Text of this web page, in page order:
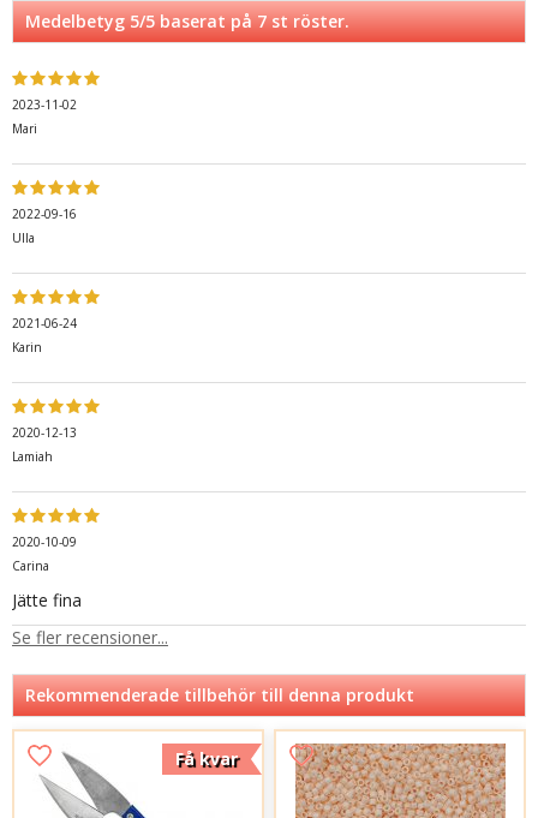
Medelbetyg5/5 baserat på7st röster.
2023-11-02
Mari
2022-09-16
Ulla
2021-06-24
Karin
2020-12-13
Lamiah
2020-10-09
Carina
Jätte fina
Se fler recensioner...
Rekommenderade tillbehör till denna produkt
Få kvar